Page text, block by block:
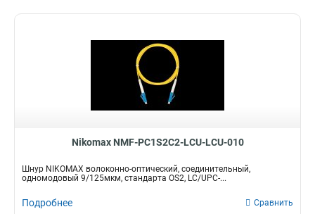
Nikomax NMF-PC1S2C2-LCU-LCU-010
Шнур NIKOMAX волоконно-оптический, соединительный,
одномодовый 9/125мкм, стандарта OS2, LC/UPC-...
Подробнее Сравнить